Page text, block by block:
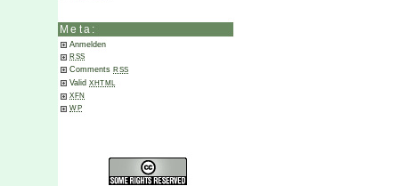
Meta:
Anmelden
RSS
Comments RSS
Valid XHTML
XFN
WP